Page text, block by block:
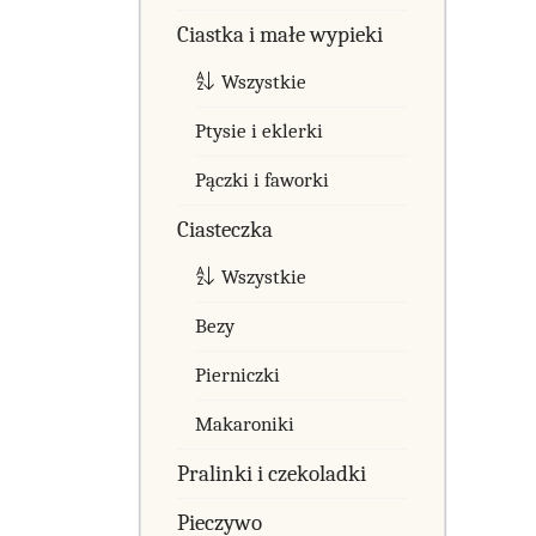
Ciastka i małe wypieki
Wszystkie
Ptysie i eklerki
Pączki i faworki
Ciasteczka
Wszystkie
Bezy
Pierniczki
Makaroniki
Pralinki i czekoladki
Pieczywo